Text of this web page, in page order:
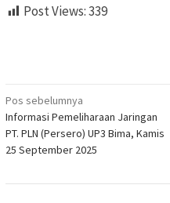
Post Views:339
Navigasi
pos
Pos sebelumnya
Informasi Pemeliharaan Jaringan
PT. PLN (Persero) UP3 Bima, Kamis
25 September 2025